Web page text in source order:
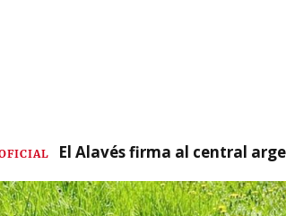
El Alavés firma al central